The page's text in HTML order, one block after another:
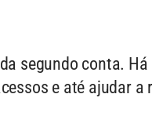
segundo conta.
e até ajudar a